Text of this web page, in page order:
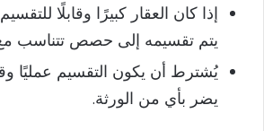
إذا كان العقار كبيرًا وقابلًا
يتم تقسيمه إلى حصص تتناسب مع
يُشترط أن يكون التقسيم عمليًا
يضر بأي من الورثة.